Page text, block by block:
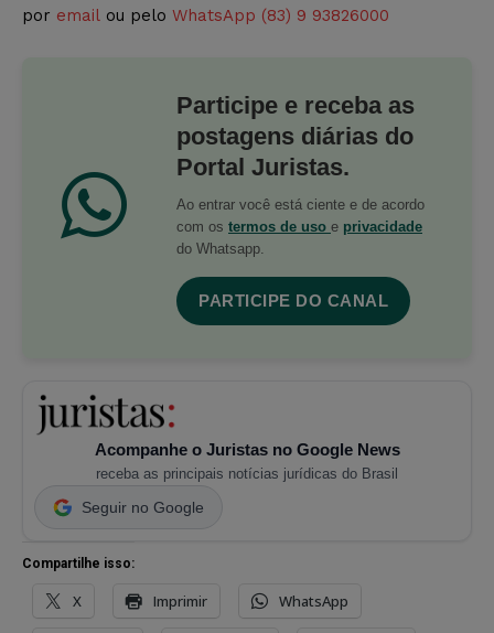
por email ou pelo WhatsApp (83) 9 93826000
Participe e receba as
postagens diárias do
Portal Juristas.
Ao entrar você está ciente e de acordo
com os termos de uso e privacidade
do Whatsapp.
PARTICIPE DO CANAL
Acompanhe o Juristas no Google News
receba as principais notícias jurídicas do Brasil
Seguir no Google
Compartilhe isso:
X Imprimir WhatsApp